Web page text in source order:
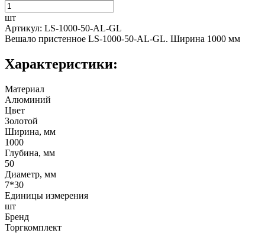
шт
Артикул: LS-1000-50-AL-GL
Вешало пристенное LS-1000-50-AL-GL. Ширина 1000 мм
Характеристики:
Материал
Алюминий
Цвет
Золотой
Ширина, мм
1000
Глубина, мм
50
Диаметр, мм
7*30
Единицы измерения
шт
Бренд
Торгкомплект